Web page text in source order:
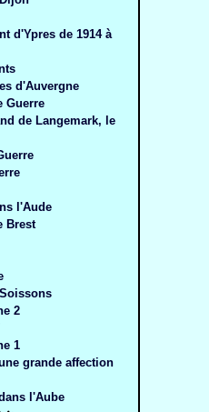
d'Ypres de 1914 à
d'Auvergne
Guerre
de Langemark, le
l'Aude
Brest
2
1
grande affection
l'Aube